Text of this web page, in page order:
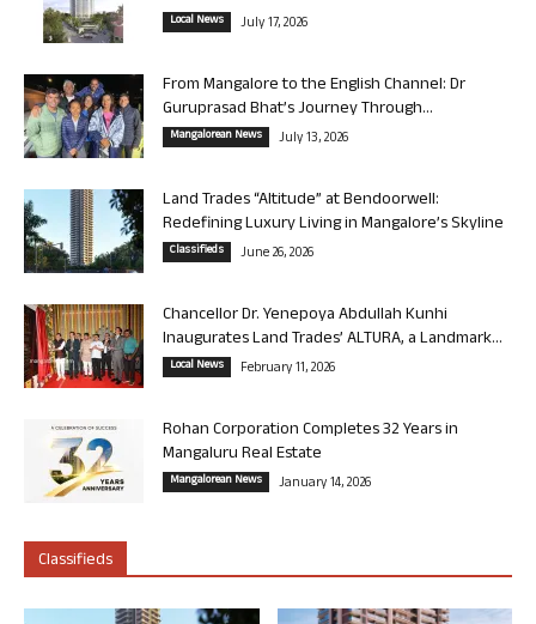
Local News July 17, 2026
From Mangalore to the English Channel: Dr
Guruprasad Bhat’s Journey Through...
Mangalorean News July 13, 2026
Land Trades “Altitude” at Bendoorwell:
Redefining Luxury Living in Mangalore’s Skyline
Classifieds June 26, 2026
Chancellor Dr. Yenepoya Abdullah Kunhi
Inaugurates Land Trades’ ALTURA, a Landmark...
Local News February 11, 2026
Rohan Corporation Completes 32 Years in
Mangaluru Real Estate
Mangalorean News January 14, 2026
Classifieds